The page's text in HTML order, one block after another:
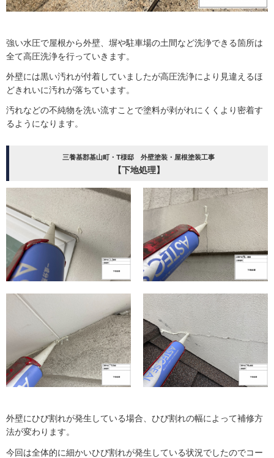
強い水圧で屋根から外壁、塀や駐車場の土間など洗浄できる箇所は
全て高圧洗浄を行っていきます。
外壁には黒い汚れが付着していましたが高圧洗浄により見違えるほ
どきれいに汚れが落ちています。
汚れなどの不純物を洗い流すことで塗料が剥がれにくくより密着す
るようになります。
三養基郡基山町・T様邸 外壁塗装・屋根塗装工事
【下地処理】
外壁にひび割れが発生している場合、ひび割れの幅によって補修方
法が変わります。
今回は全体的に細かいひび割れが発生している状況でしたのでコー